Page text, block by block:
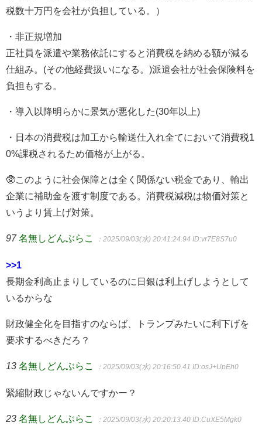
税数十万円を会社が負担している。）
・非正規増加
正社員を派遣や業務依託にすると消費税を納める額が減る
仕組み。(その他経費扱いになる。)派遣会社が社会保険料を
負担もする。
・導入以降明らかに景気が悪化した(30年以上)
・日本の消費税は加工から輸送仕入れ全てにおいて消費税1
0%課税されるため価格が上がる。
🥸このように社会保障とは全く関係ない税金であり、輸出
企業に補助金を渡す制度である。消費税減税は物価対策と
いうより賃上げ対策。
97 名無しどんぶらこ ：2025/09/03(水) 20:41:24.94 ID:vr7E8S7u0
>>1
長期金利高止まりしているのに日銀は利上げしようとして
いるからな
財政健全化を目指すのならば、トランプみたいに利下げを
要求するべきだろ？
13 名無しどんぶらこ ：2025/09/03(水) 20:16:50.41 ID:osJ+UpEh0
緊縮財政じゃないんですかー？
23 名無しどんぶらこ ：2025/09/03(水) 20:20:13.40 ID:CuXE5Mgk0